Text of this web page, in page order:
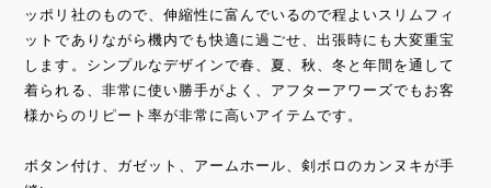
ッポリ社のもので、伸縮性に富んでいるので程よいスリムフィ
ットでありながら機内でも快適に過ごせ、出張時にも大変重宝
します。シンプルなデザインで春、夏、秋、冬と年間を通して
着られる、非常に使い勝手がよく、アフターアワーズでもお客
様からのリピート率が非常に高いアイテムです。
ボタン付け、ガゼット、アームホール、剣ボロのカンヌキが手